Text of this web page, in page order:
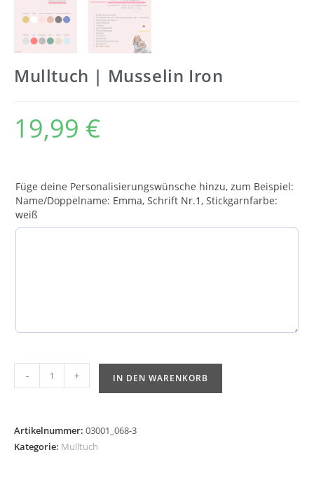
Mulltuch | Musselin Iron
19,99 €
Füge deine Personalisierungswünsche hinzu, zum Beispiel:
Name/Doppelname: Emma, Schrift Nr.1, Stickgarnfarbe:
weiß
- + IN DEN WARENKORB
Artikelnummer: 03001_068-3
Kategorie: Mulltuch